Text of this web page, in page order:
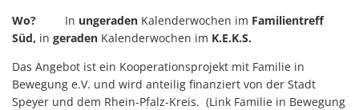
Wo?
In ungeraden Kalenderwochen im Familientreff
Süd, in geraden Kalenderwochen im K.E.K.S.
Das Angebot ist ein Kooperationsprojekt mit Familie in
Bewegung e.V. und wird anteilig finanziert von der Stadt
Speyer und dem Rhein-Pfalz-Kreis. (Link Familie in Bewegung